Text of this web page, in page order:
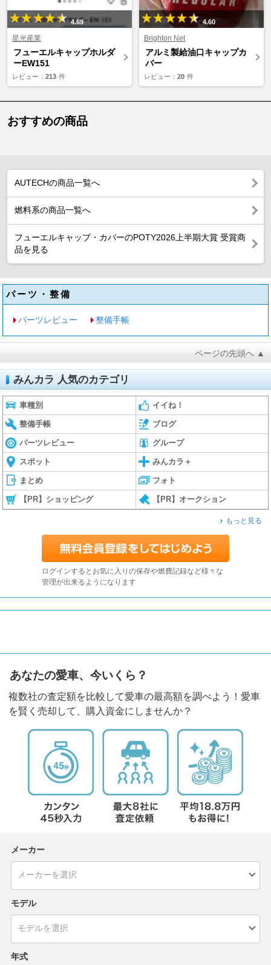
4.69
星光産業
フューエルキャップホルダ
ーEW151
レビュー： 213 件
4.60
Brighton Net
アルミ製給油口キャップカ
バー
レビュー： 20 件
おすすめの商品
AUTECHの商品一覧へ
燃料系の商品一覧へ
フューエルキャップ・カバーのPOTY2026上半期大賞 受賞商
品を見る
パーツ・整備
パーツレビュー 整備手帳
ページの先頭へ ▲
みんカラ 人気のカテゴリ
車種別 イイね！
整備手帳 ブログ
パーツレビュー グループ
スポット みんカラ＋
まとめ フォト
【PR】ショッピング 【PR】オークション
もっと見る
ログインするとお気に入りの保存や燃費記録など様々な
管理が出来るようになります
あなたの愛車、今いくら？
複数社の査定額を比較して愛車の最高額を調べよう！愛車
を賢く売却して、購入資金にしませんか？
メーカー
モデル
年式